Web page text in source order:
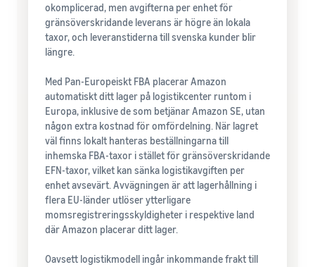
okomplicerad, men avgifterna per enhet för
gränsöverskridande leverans är högre än lokala
taxor, och leveranstiderna till svenska kunder blir
längre.
Med Pan-Europeiskt FBA placerar Amazon
automatiskt ditt lager på logistikcenter runtom i
Europa, inklusive de som betjänar Amazon SE, utan
någon extra kostnad för omfördelning. När lagret
väl finns lokalt hanteras beställningarna till
inhemska FBA-taxor i stället för gränsöverskridande
EFN-taxor, vilket kan sänka logistikavgiften per
enhet avsevärt. Avvägningen är att lagerhållning i
flera EU-länder utlöser ytterligare
momsregistreringsskyldigheter i respektive land
där Amazon placerar ditt lager.
Oavsett logistikmodell ingår inkommande frakt till